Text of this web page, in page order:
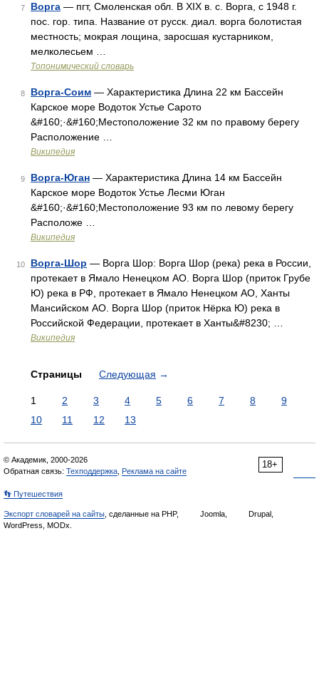
7 Ворга — пгт, Смоленская обл. В XIX в. с. Ворга, с 1948 г.
пос. гор. типа. Название от русск. диал. ворга болотистая
местность; мокрая лощина, заросшая кустарником,
мелколесьем …
Топонимический словарь
8 Ворга-Соим — Характеристика Длина 22 км Бассейн
Карское море Водоток Устье Сарото
&#160;·&#160;Местоположение 32 км по правому берегу
Расположение …
Википедия
9 Ворга-Юган — Характеристика Длина 14 км Бассейн
Карское море Водоток Устье Лесми Юган
&#160;·&#160;Местоположение 93 км по левому берегу
Расположе …
Википедия
10 Ворга-Шор — Ворга Шор: Ворга Шор (река) река в России,
протекает в Ямало Ненецком АО. Ворга Шор (приток Грубе
Ю) река в РФ, протекает в Ямало Ненецком АО, Ханты
Мансийском АО. Ворга Шор (приток Нёрка Ю) река в
Российской Федерации, протекает в Ханты&#8230; …
Википедия
Страницы Следующая →
1 2 3 4 5 6 7 8
9
10
11 12 13
18+
© Академик, 2000-2026
Обратная связь: Техподдержка Реклама на сайте
👣 Путешествия
Экспорт словарей на сайты , сделанные на PHP, Joomla,
Drupal,
WordPress, MODx.